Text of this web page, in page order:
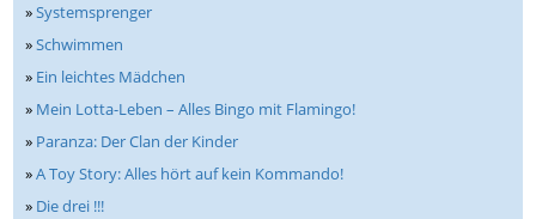
»Systemsprenger
»Schwimmen
» Ein leichtes Mädchen
» Mein Lotta-Leben – Alles Bingo mit Flamingo!
» Paranza: Der Clan der Kinder
»A Toy Story: Alles hört auf kein Kommando!
» Die drei !!!